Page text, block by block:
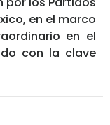
en el marco
en el
con la clave